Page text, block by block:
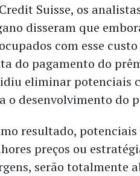
Suisse, os
disseram que
com esse
do pagamento do
eliminar potenciais
o desenvolvimento do
resultado,
preços ou
serão totalmente